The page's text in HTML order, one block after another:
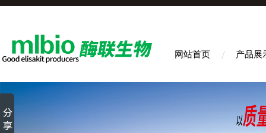
网站首页 产品展